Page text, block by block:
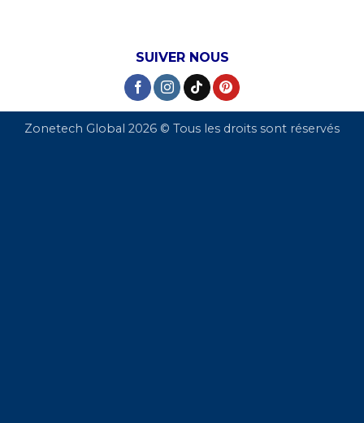
SUIVER NOUS
Zonetech Global 2026 © Tous les droits sont réservés